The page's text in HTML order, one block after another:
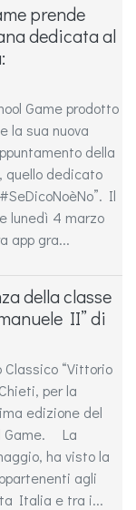
prende
dedicata al
Game prodotto
la sua nuova
della
quello dedicato
Il
lunedì 4 marzo
app gra...
della classe
II” di
“Vittorio
per la
edizione del
Game. La
ha visto la
agli
Italia e tra i...